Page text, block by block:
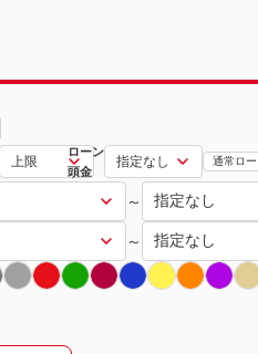
ローン
頭金
通常ロー
～
～